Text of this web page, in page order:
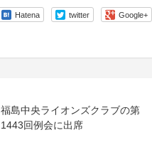
Hatena twitter Google+
福島中央ライオンズクラブの第
1443回例会に出席